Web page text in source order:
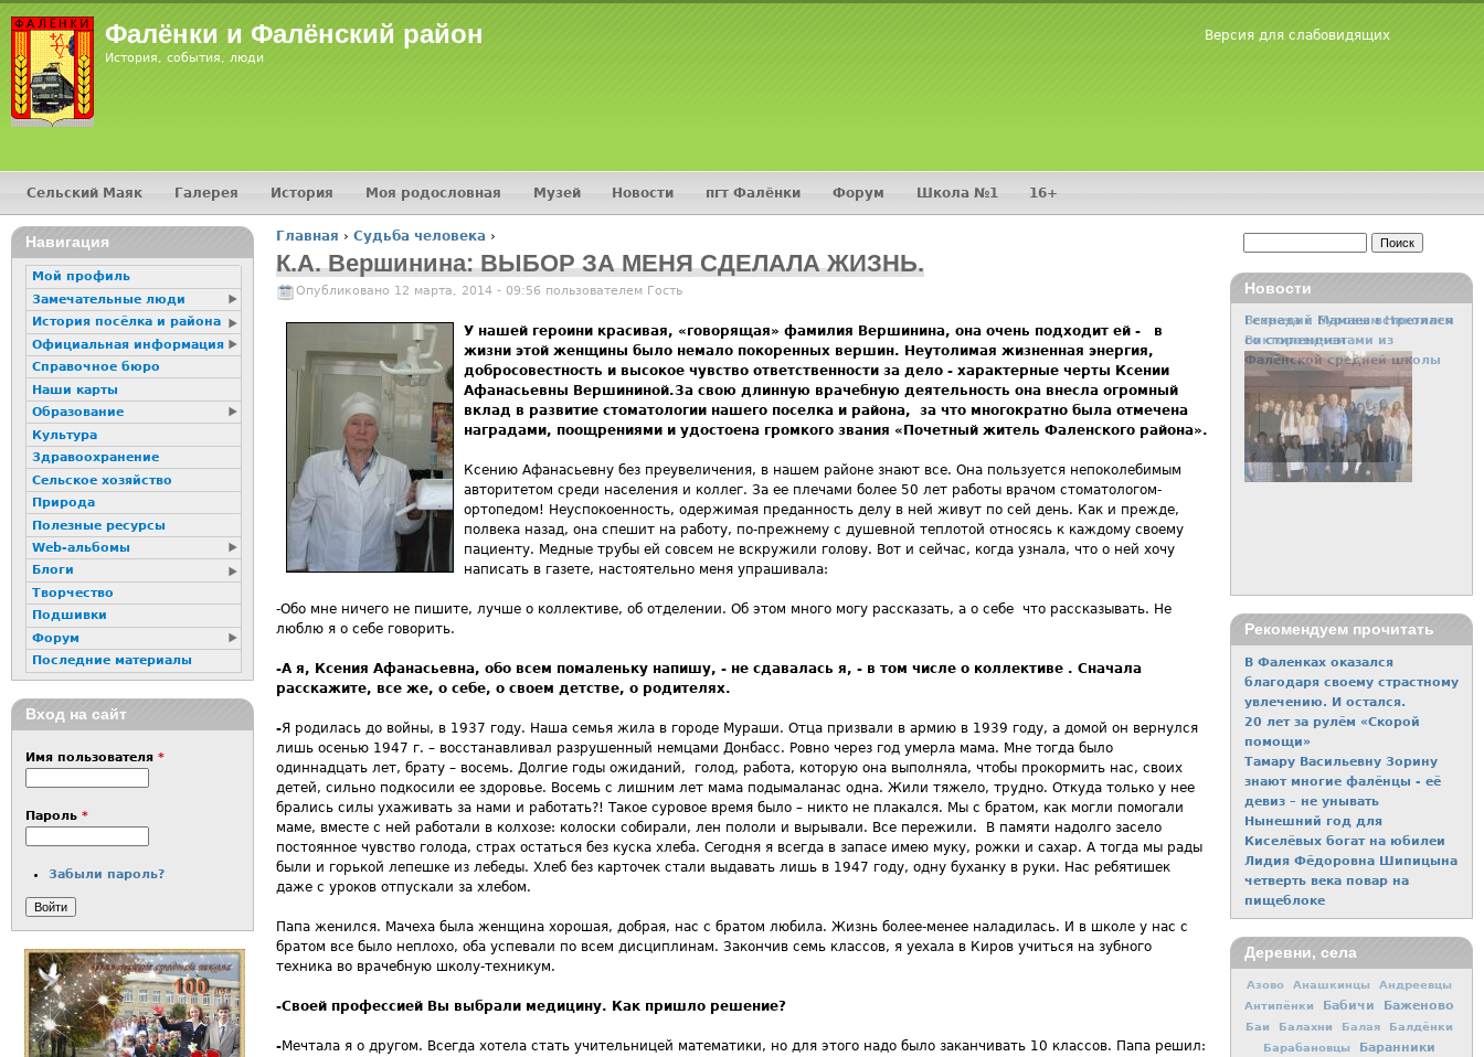
Фалёнки и Фалёнский район
История, события, люди
Версия для слабовидящих
Вы здесь
Главная › Судьба человека ›
К.А. Вершинина: ВЫБОР ЗА МЕНЯ СДЕЛАЛА ЖИЗНЬ.
Опубликовано 12 марта, 2014 - 09:56 пользователем Гость
У нашей героини красивая, «говорящая» фамилия Вершинина, она очень подходит ей - в
жизни этой женщины было немало покоренных вершин. Неутолимая жизненная энергия,
добросовестность и высокое чувство ответственности за дело - характерные черты Ксении
Афанасьевны Вершининой.За свою длинную врачебную деятельность она внесла огромный
вклад в развитие стоматологии нашего поселка и района, за что многократно была отмечена
наградами, поощрениями и удостоена громкого звания «Почетный житель Фаленского района».
Ксению Афанасьевну без преувеличения, в нашем районе знают все. Она пользуется непоколебимым
авторитетом среди населения и коллег. За ее плечами более 50 лет работы врачом стоматологом-
ортопедом! Неуспокоенность, одержимая преданность делу в ней живут по сей день. Как и прежде,
полвека назад, она спешит на работу, по-прежнему с душевной теплотой относясь к каждому своему
пациенту. Медные трубы ей совсем не вскружили голову. Вот и сейчас, когда узнала, что о ней хочу
написать в газете, настоятельно меня упрашивала:
-Обо мне ничего не пишите, лучше о коллективе, об отделении. Об этом много могу рассказать, а о себе что рассказывать. Не
люблю я о себе говорить.
-А я, Ксения Афанасьевна, обо всем помаленьку напишу, - не сдавалась я, - в том числе о коллективе . Сначала
расскажите, все же, о себе, о своем детстве, о родителях.
-Я родилась до войны, в 1937 году. Наша семья жила в городе Мураши. Отца призвали в армию в 1939 году, а домой он вернулся
лишь осенью 1947 г. – восстанавливал разрушенный немцами Донбасс. Ровно через год умерла мама. Мне тогда было
одиннадцать лет, брату – восемь. Долгие годы ожиданий, голод, работа, которую она выполняла, чтобы прокормить нас, своих
детей, сильно подкосили ее здоровье. Восемь с лишним лет мама подымаланас одна. Жили тяжело, трудно. Откуда только у нее
брались силы ухаживать за нами и работать?! Такое суровое время было – никто не плакался. Мы с братом, как могли помогали
маме, вместе с ней работали в колхозе: колоски собирали, лен пололи и вырывали. Все пережили. В памяти надолго засело
постоянное чувство голода, страх остаться без куска хлеба. Сегодня я всегда в запасе имею муку, рожки и сахар. А тогда мы рады
были и горькой лепешке из лебеды. Хлеб без карточек стали выдавать лишь в 1947 году, одну буханку в руки. Нас ребятишек
даже с уроков отпускали за хлебом.
Папа женился. Мачеха была женщина хорошая, добрая, нас с братом любила. Жизнь более-менее наладилась. И в школе у нас с
братом все было неплохо, оба успевали по всем дисциплинам. Закончив семь классов, я уехала в Киров учиться на зубного
техника во врачебную школу-техникум.
-Своей профессией Вы выбрали медицину. Как пришло решение?
-Мечтала я о другом. Всегда хотела стать учительницей математики, но для этого надо было заканчивать 10 классов. Папа решил:
Главное меню
Сельский Маяк Галерея История Моя родословная Музей Новости пгт Фалёнки Форум Школа №1 16+
Навигация
Мой профиль
Замечательные люди
История посёлка и района
Официальная информация
Справочное бюро
Наши карты
Образование
Культура
Здравоохранение
Сельское хозяйство
Природа
Полезные ресурсы
Web-альбомы
Блоги
Творчество
Подшивки
Форум
Последние материалы
Вход на сайт
Имя пользователя *
Пароль *
Забыли пароль?
Новости
Встреча с Буровым Николаем
Викторовичем
Рекомендуем прочитать
В Фаленках оказался
благодаря своему страстному
увлечению. И остался.
20 лет за рулём «Скорой
помощи»
Тамару Васильевну Зорину
знают многие фалёнцы - её
девиз – не унывать
Нынешний год для
Киселёвых богат на юбилеи
Лидия Фёдоровна Шипицына
четверть века повар на
пищеблоке
Деревни, села
Азово Анашкинцы Андреевцы
Антипёнки Бабичи Баженово
Баи Балахни Балая
Балдёнки
Барабановцы
Баранники